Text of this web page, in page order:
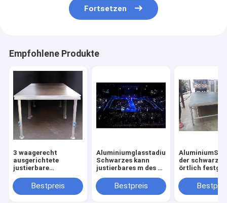
Fortsetzen
Empfohlene Produkte
3 waagerecht
ausgerichtete
justierbare
Höhen-400KG 4 x 8ft
wasserdichter
Bestpreis
Aluminiumglasstadiums-
Schwarzes kann
justierbares m des 3
Stadiums 1,22 x 1,22
für Konzert,
Bestpreis
der schwarzer
örtlich
Farbe40cm
Portable-